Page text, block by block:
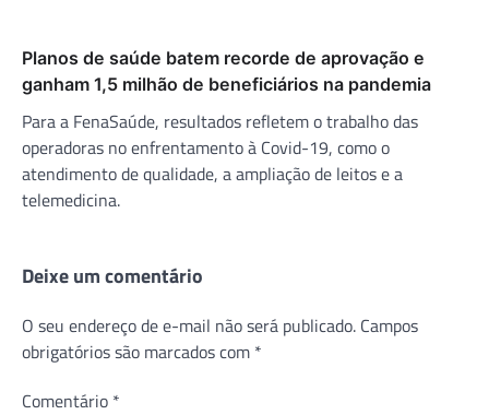
Planos de saúde batem recorde de aprovação e
ganham 1,5 milhão de beneficiários na pandemia
Para a FenaSaúde, resultados refletem o trabalho das
operadoras no enfrentamento à Covid-19, como o
atendimento de qualidade, a ampliação de leitos e a
telemedicina.
Deixe um comentário
O seu endereço de e-mail não será publicado. Campos
obrigatórios são marcados com *
Comentário *